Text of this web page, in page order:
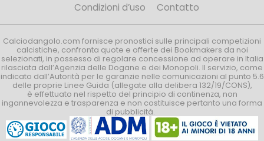
Condizioni d’uso
Contatto
Calciodangolo.com fornisce pronostici sulle principali competizioni
calcistiche, confronta quote e offerte dei Bookmakers da noi
selezionati, in possesso di regolare concessione ad operare in Italia
rilasciata dall’Agenzia delle Dogane e dei Monopoli. Il servizio, come
indicato dall’Autorità per le garanzie nelle comunicazioni al punto 5.6
delle proprie Linee Guida (allegate alla delibera 132/19/CONS),
è effettuato nel rispetto del principio di continenza, non
ingannevolezza e trasparenza e non costituisce pertanto una forma
di pubblicità.